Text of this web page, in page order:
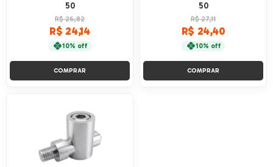
50
R$ 26,82
R$ 24,14
10% off
COMPRAR
50
R$ 27,11
R$ 24,40
10% off
COMPRAR